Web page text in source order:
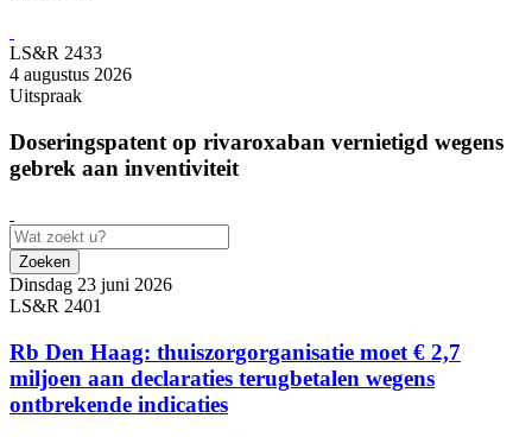
LS&R 2433
4 augustus 2026
Uitspraak
Doseringspatent op rivaroxaban vernietigd wegens
gebrek aan inventiviteit
Zoeken
Dinsdag 23 juni 2026
LS&R 2401
Rb Den Haag: thuiszorgorganisatie moet € 2,7
miljoen aan declaraties terugbetalen wegens
ontbrekende indicaties